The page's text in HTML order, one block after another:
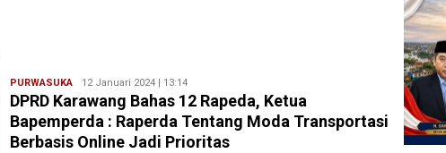
PURWASUKA Ryan
Karawang
12 Januari 2024 | 13:14
DPRD Karawang Bahas 12 Rapeda, Ketua
Bapemperda : Raperda Tentang Moda Transportasi
Berbasis Online Jadi Prioritas